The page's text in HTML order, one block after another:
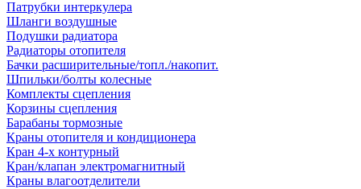
Патрубки интеркулера
Шланги воздушные
Подушки радиатора
Радиаторы отопителя
Бачки расширительные/топл./накопит.
Шпильки/болты колесные
Комплекты сцепления
Корзины сцепления
Барабаны тормозные
Краны отопителя и кондиционера
Кран 4-х контурный
Кран/клапан электромагнитный
Краны влагоотделители